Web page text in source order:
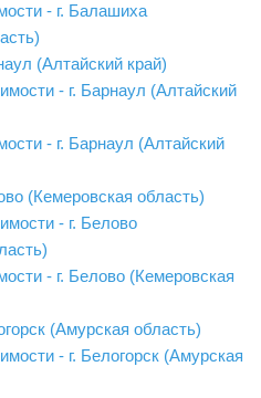
- г. Барнаул (Алтайский край)
(Алтайский
- г. Белово (Кемеровская область)
г. Белово
- г. Белогорск (Амурская область)
(Амурская